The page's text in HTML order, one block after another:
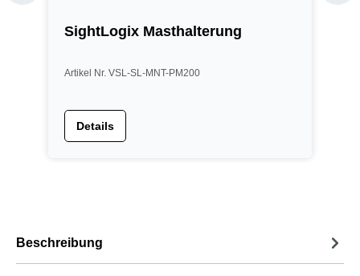
SightLogix Masthalterung
Artikel Nr. VSL-SL-MNT-PM200
Details
Beschreibung